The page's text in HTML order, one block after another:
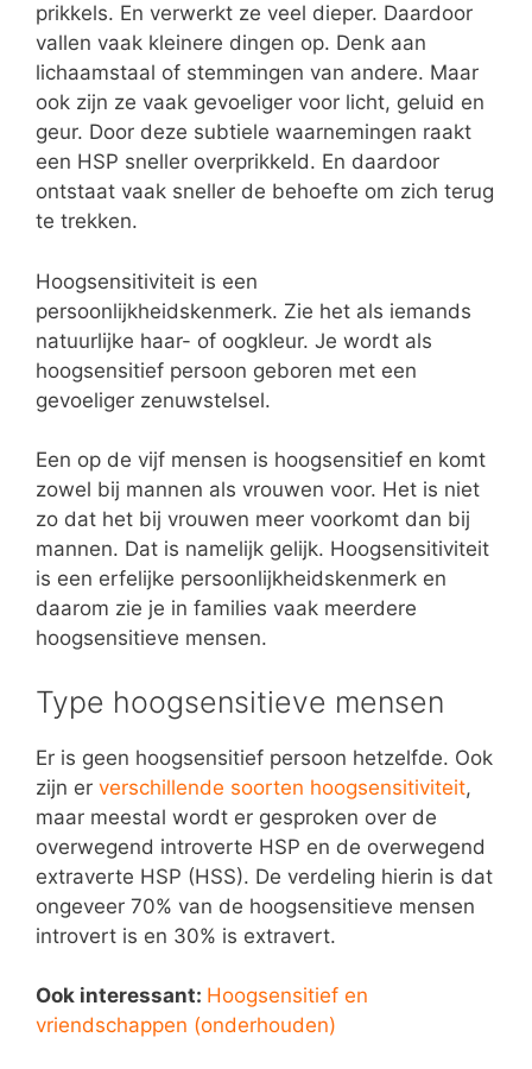
prikkels. En verwerkt ze veel dieper. Daardoor
vallen vaak kleinere dingen op. Denk aan
lichaamstaal of stemmingen van andere. Maar
ook zijn ze vaak gevoeliger voor licht, geluid en
geur. Door deze subtiele waarnemingen raakt
een HSP sneller overprikkeld. En daardoor
ontstaat vaak sneller de behoefte om zich terug
te trekken.
Hoogsensitiviteit is een
persoonlijkheidskenmerk. Zie het als iemands
natuurlijke haar- of oogkleur. Je wordt als
hoogsensitief persoon geboren met een
gevoeliger zenuwstelsel.
Een op de vijf mensen is hoogsensitief en komt
zowel bij mannen als vrouwen voor. Het is niet
zo dat het bij vrouwen meer voorkomt dan bij
mannen. Dat is namelijk gelijk. Hoogsensitiviteit
is een erfelijke persoonlijkheidskenmerk en
daarom zie je in families vaak meerdere
hoogsensitieve mensen.
Type hoogsensitieve mensen
Er is geen hoogsensitief persoon hetzelfde. Ook
zijn er verschillende soorten hoogsensitiviteit,
maar meestal wordt er gesproken over de
overwegend introverte HSP en de overwegend
extraverte HSP (HSS). De verdeling hierin is dat
ongeveer 70% van de hoogsensitieve mensen
introvert is en 30% is extravert.
Ook interessant: Hoogsensitief en
vriendschappen (onderhouden)